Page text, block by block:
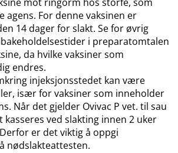
agens. For denne vaksinen er
14 dager for slakt. Se for øvrig
i preparatomtalen
da hvilke vaksiner som
endres.
injeksjonsstedet kan være
især for vaksiner som inneholder
Når det gjelder Ovivac P vet. til sau
kasseres ved slakting innen 2 uker
er det viktig å oppgi
nødslakteattesten.